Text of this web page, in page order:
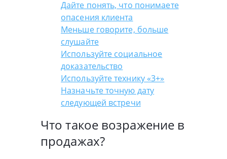
Дайте понять, что понимаете
опасения клиента
Меньше говорите, больше
слушайте
Используйте социальное
доказательство
Используйте технику «3+»
Назначьте точную дату
следующей встречи
Что такое возражение в
продажах?